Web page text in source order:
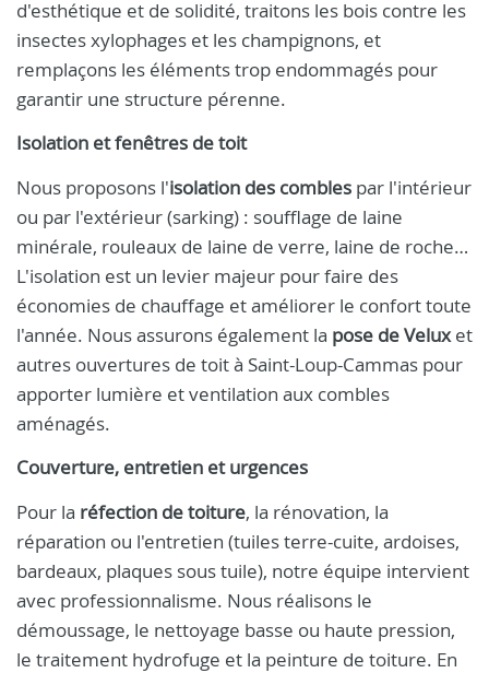
d'esthétique et de solidité, traitons les bois contre les
insectes xylophages et les champignons, et
remplaçons les éléments trop endommagés pour
garantir une structure pérenne.
Isolation et fenêtres de toit
Nous proposons l'isolation des combles par l'intérieur
ou par l'extérieur (sarking) : soufflage de laine
minérale, rouleaux de laine de verre, laine de roche…
L'isolation est un levier majeur pour faire des
économies de chauffage et améliorer le confort toute
l'année. Nous assurons également la pose de Veluxet
autres ouvertures de toit à Saint-Loup-Cammas pour
apporter lumière et ventilation aux combles
aménagés.
Couverture, entretien et urgences
Pour la réfection de toiture, la rénovation, la
réparation ou l'entretien (tuiles terre-cuite, ardoises,
bardeaux, plaques sous tuile), notre équipe intervient
avec professionnalisme. Nous réalisons le
démoussage, le nettoyage basse ou haute pression,
le traitement hydrofuge et la peinture de toiture. En